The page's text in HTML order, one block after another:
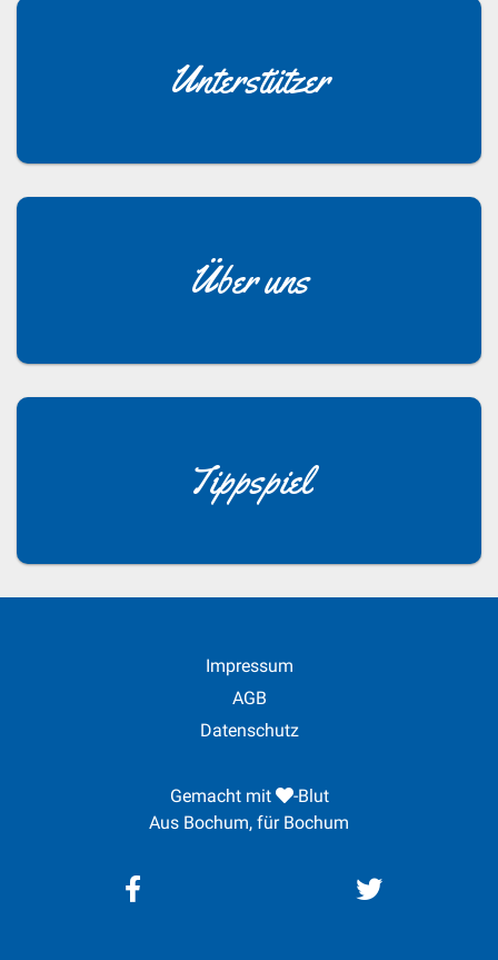
Unterstützer
Über uns
Tippspiel
Impressum
AGB
Datenschutz
Gemacht mit
-Blut
Aus Bochum, für Bochum